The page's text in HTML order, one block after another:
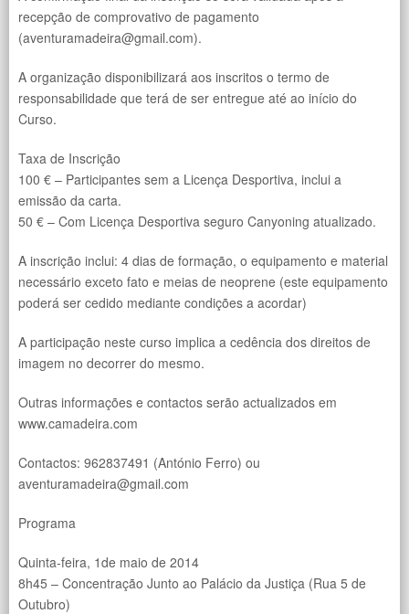
recepção de comprovativo de pagamento
(aventuramadeira@gmail.com).
A organização disponibilizará aos inscritos o termo de
responsabilidade que terá de ser entregue até ao início do
Curso.
Taxa de Inscrição
100 € – Participantes sem a Licença Desportiva, inclui a
emissão da carta.
50 € – Com Licença Desportiva seguro Canyoning atualizado.
A inscrição inclui: 4 dias de formação, o equipamento e material
necessário exceto fato e meias de neoprene (este equipamento
poderá ser cedido mediante condições a acordar)
A participação neste curso implica a cedência dos direitos de
imagem no decorrer do mesmo.
Outras informações e contactos serão actualizados em
www.camadeira.com
Contactos: 962837491 (António Ferro) ou
aventuramadeira@gmail.com
Programa
Quinta-feira, 1de maio de 2014
8h45 – Concentração Junto ao Palácio da Justiça (Rua 5 de
Outubro)